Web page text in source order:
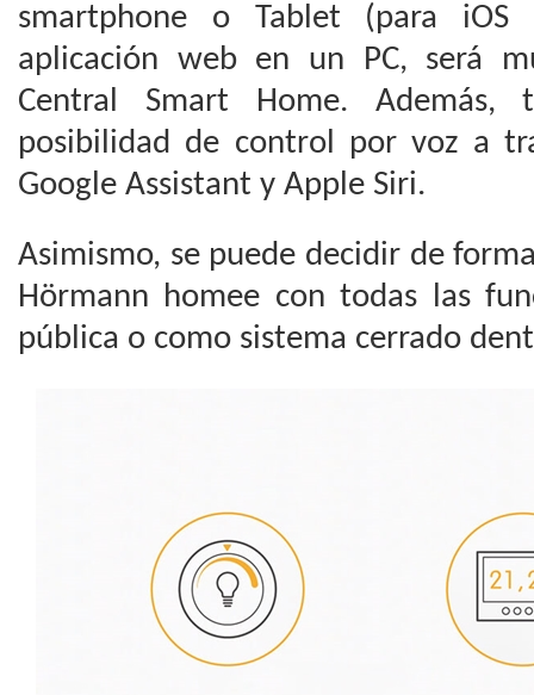
smartphone o Tablet (para
aplicación web en un PC, será
Central Smart Home.
posibilidad de control por voz a
Google Assistant y Apple Siri.
Asimismo, se puede decidir de
Hörmann homee con todas las
pública o como sistema cerrado